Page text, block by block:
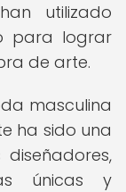
utilizado
para lograr
de arte.
masculina
ha sido una
únicas y